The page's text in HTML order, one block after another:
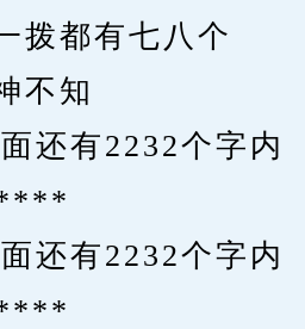
拨都有七八个
不知
有2232个字内
有2232个字内